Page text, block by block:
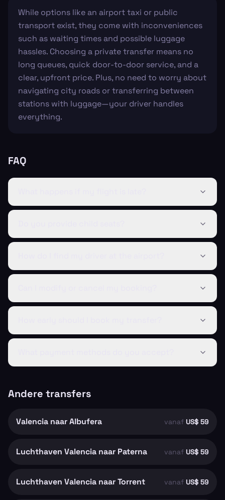
While options like an airport taxi or public
transport exist, they come with inconveniences
such as waiting times and possible luggage
hassles. Choosing a private transfer means no
long queues, quick door-to-door service, and a
clear, upfront price. Plus, no need to worry about
navigating city roads or transferring between
stations with luggage—your driver handles
everything.
FAQ
Andere transfers
Valencia naar Albufera vanaf US$ 59
Luchthaven Valencia naar Paterna vanaf US$ 59
Luchthaven Valencia naar Torrent vanaf US$ 59